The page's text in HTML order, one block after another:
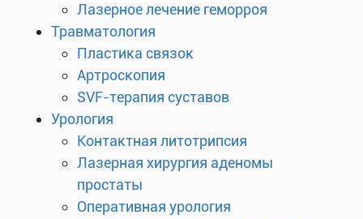
Лазерное лечение геморроя
Травматология
Пластика связок
Артроскопия
SVF-терапия суставов
Урология
Контактная литотрипсия
Лазерная хирургия аденомы
простаты
Оперативная урология